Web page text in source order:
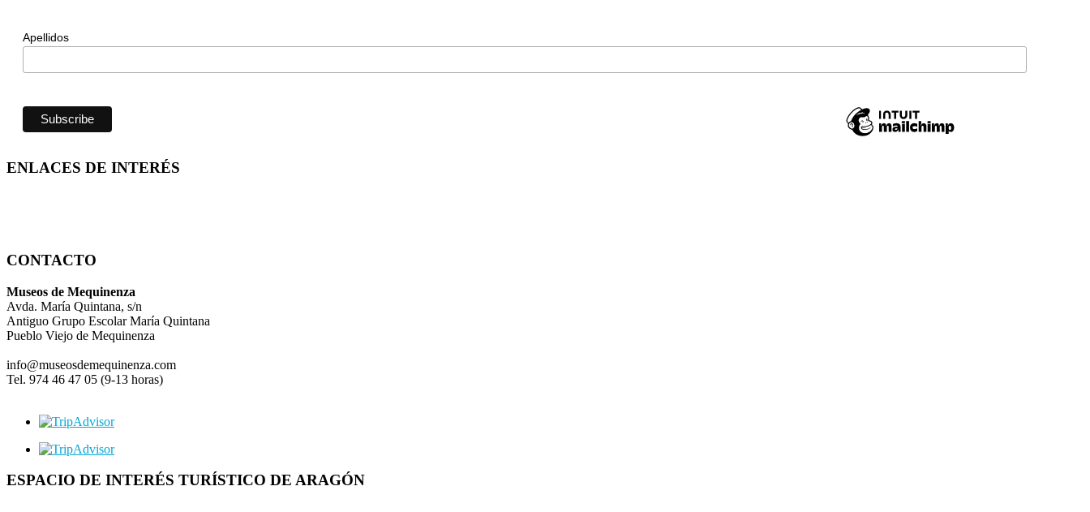
Apellidos
ENLACES DE INTERÉS
CONTACTO
Museos de Mequinenza
Avda. María Quintana, s/n
Antiguo Grupo Escolar María Quintana
Pueblo Viejo de Mequinenza
info@museosdemequinenza.com
Tel. 974 46 47 05 (9-13 horas)
ESPACIO DE INTERÉS TURÍSTICO DE ARAGÓN